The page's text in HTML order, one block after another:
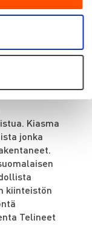
maassa
Myös
ja
häiritsevää
Kiasma
jonka
kiinteistön
Telineet